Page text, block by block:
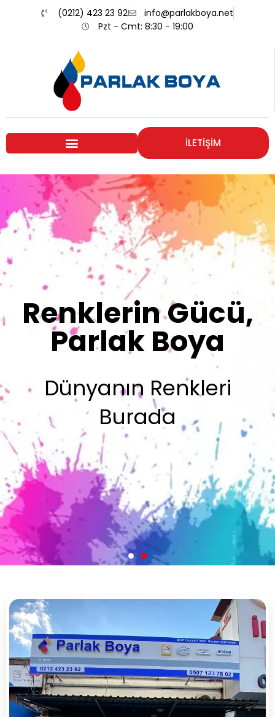
(0212) 423 23 92
info@parlakboya.net
Pzt - Cmt: 8:30 - 19:00
İLETİŞİM
Renklerimiz
Sizin İmzanız
Olsun